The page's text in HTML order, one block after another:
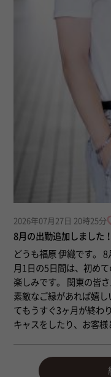
2026年07月27日 20時25分
8月の出勤追加しました！
どうも福原 伊織です。 8月の出勤を追加しました！ 8月28日〜9
月1日の5日間は、初め
楽しみです。 関東の皆さんとお会いできる機会が増えるので、
素敵なご縁があれば嬉しいなと
てもうすぐ3ヶ月が終わ
キャスをしたり、お客